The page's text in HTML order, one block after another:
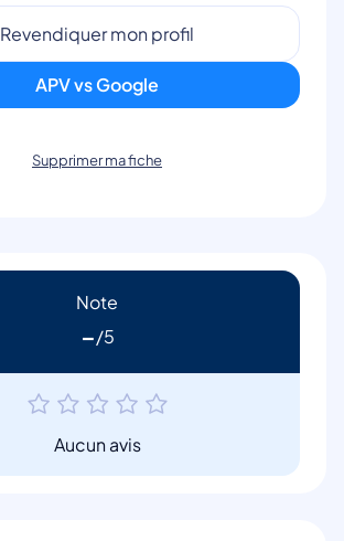
Revendiquer mon profil
APV vs Google
Supprimer ma fiche
Note
-
Aucun avis